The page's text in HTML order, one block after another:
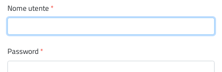
Nome utente *
Password *